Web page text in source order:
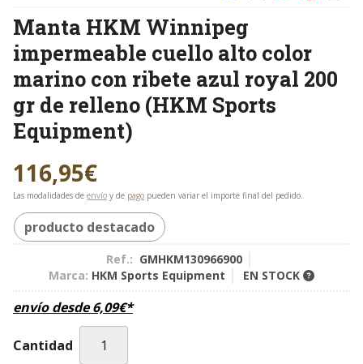
Manta HKM Winnipeg
impermeable cuello alto color
marino con ribete azul royal 200
gr de relleno (HKM Sports
Equipment)
116,95€
Las modalidades de envío y de pago pueden variar el importe final del pedido.
producto destacado
Ref.: GMHKM130966900
Marca: HKM Sports Equipment EN STOCK
envío desde6,09€*
Cantidad